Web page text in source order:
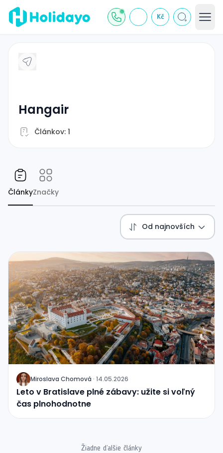
Kč
Hangair
Článkov: 1
ČlánkyZnačky
Od najnovších
J Miroslava Chomová · 14.05.2026
Leto v Bratislave plné zábavy: užite si voľný
čas plnohodnotne
Žiadne ďalšie články